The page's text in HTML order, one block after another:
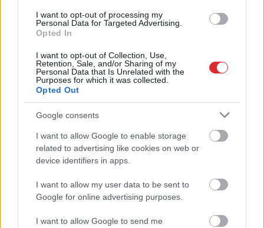
I want to opt-out of processing my
Personal Data for Targeted Advertising.
Opted In
I want to opt-out of Collection, Use,
Retention, Sale, and/or Sharing of my
Personal Data that Is Unrelated with the
Purposes for which it was collected.
Opted Out
Google consents
I want to allow Google to enable storage
related to advertising like cookies on web or
device identifiers in apps.
I want to allow my user data to be sent to
Google for online advertising purposes.
I want to allow Google to send me
“Spāņi aiz šausmām
vēstule sacēlusi vētru
Latvijā, bet ko par to
domā spāņi?
apcietinājuma atbrīvots
viens no aizturētajiem
Atcelt Ziņot